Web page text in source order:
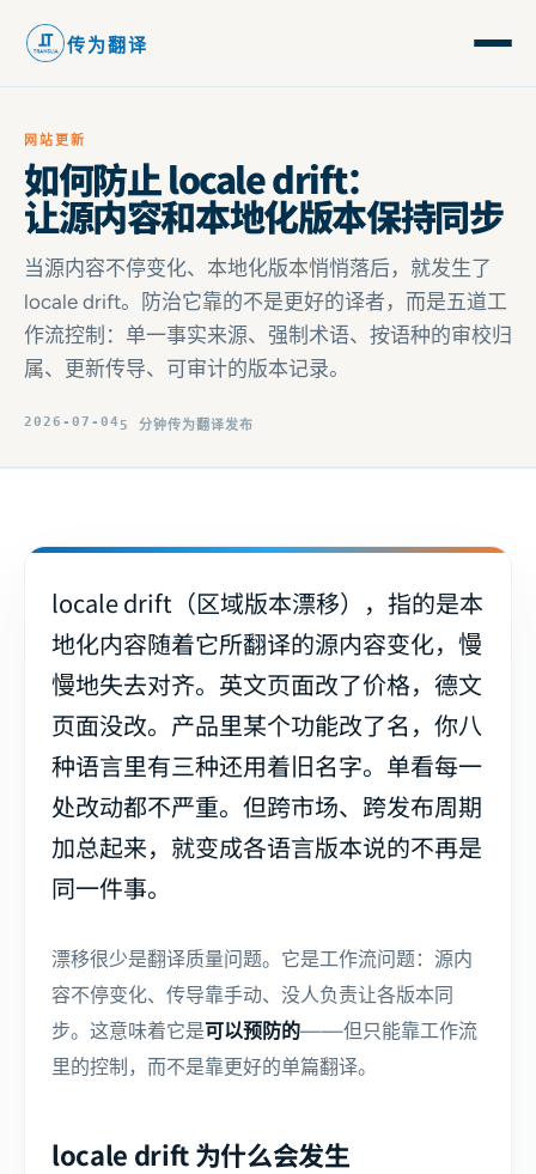
传为翻译
网站更新
如何防止 locale drift：
让源内容和本地化版本保持同步
当源内容不停变化、本地化版本悄悄落后，就发生了
locale drift。防治它靠的不是更好的译者，而是五道工
作流控制：单一事实来源、强制术语、按语种的审校归
属、更新传导、可审计的版本记录。
2026-07-045 分钟传为翻译发布
locale drift（区域版本漂移），指的是本
地化内容随着它所翻译的源内容变化，慢
慢地失去对齐。英文页面改了价格，德文
页面没改。产品里某个功能改了名，你八
种语言里有三种还用着旧名字。单看每一
处改动都不严重。但跨市场、跨发布周期
加总起来，就变成各语言版本说的不再是
同一件事。
漂移很少是翻译质量问题。它是工作流问题：源内
容不停变化、传导靠手动、没人负责让各版本同
步。这意味着它是可以预防的——但只能靠工作流
里的控制，而不是靠更好的单篇翻译。
locale drift 为什么会发生